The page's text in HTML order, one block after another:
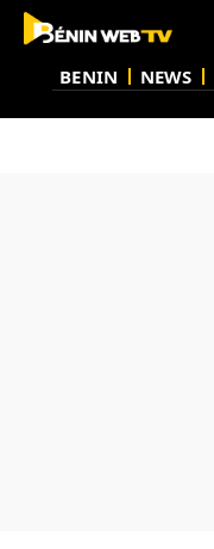
BENIN NEWS